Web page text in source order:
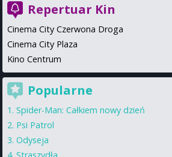
Repertuar Kin
Cinema City Czerwona Droga
Cinema City Plaza
Kino Centrum
Popularne
Spider-Man: Całkiem nowy dzień
Psi Patrol
Odyseja